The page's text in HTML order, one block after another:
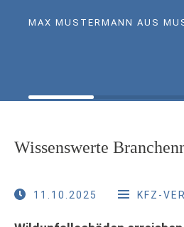
MAX MUSTERMANN AUS
Wissenswerte
11.10.2025 KFZ-